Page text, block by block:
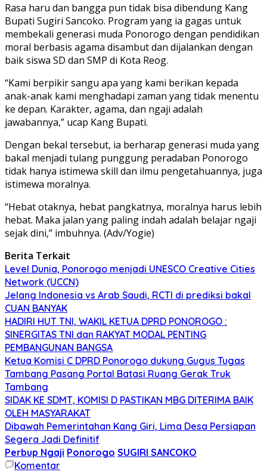
Rasa haru dan bangga pun tidak bisa dibendung Kang
Bupati Sugiri Sancoko. Program yang ia gagas untuk
membekali generasi muda Ponorogo dengan pendidikan
moral berbasis agama disambut dan dijalankan dengan
baik siswa SD dan SMP di Kota Reog.
“Kami berpikir sangu apa yang kami berikan kepada
anak-anak kami menghadapi zaman yang tidak menentu
ke depan. Karakter, agama, dan ngaji adalah
jawabannya,” ucap Kang Bupati.
Dengan bekal tersebut, ia berharap generasi muda yang
bakal menjadi tulang punggung peradaban Ponorogo
tidak hanya istimewa skill dan ilmu pengetahuannya, juga
istimewa moralnya.
“Hebat otaknya, hebat pangkatnya, moralnya harus lebih
hebat. Maka jalan yang paling indah adalah belajar ngaji
sejak dini,” imbuhnya. (Adv/Yogie)
Berita Terkait
Level Dunia, Ponorogo menjadi UNESCO Creative Cities
Network (UCCN)
Jelang Indonesia vs Arab Saudi, RCTI di prediksi bakal
CUAN BANYAK
HADIRI HUT TNI, WAKIL KETUA DPRD PONOROGO :
SINERGITAS TNI dan RAKYAT MODAL PENTING
PEMBANGUNAN BANGSA
Ketua Komisi C DPRD Ponorogo dukung Gugus Tugas
Tambang Pasang Portal Batasi Ruang Gerak Truk
Tambang
SIDAK KE SDMT, KOMISI D PASTIKAN MBG DITERIMA BAIK
OLEH MASYARAKAT
Dibawah Pemerintahan Kang Giri, Lima Desa Persiapan
Segera Jadi Definitif
Perbup Ngaji Ponorogo SUGIRI SANCOKO
Komentar